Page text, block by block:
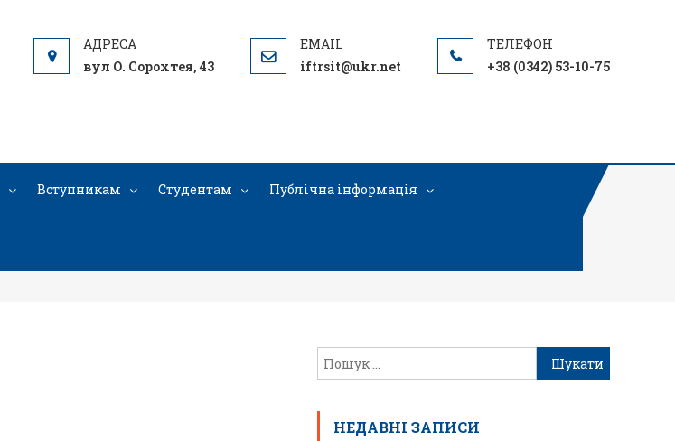
вул О. Сорохтея, 43 iftrsit@ukr.net +38 (0342) 53-10-75
Вступникам Студентам Публічна інформація
НЕДАВНІ ЗАПИСИ